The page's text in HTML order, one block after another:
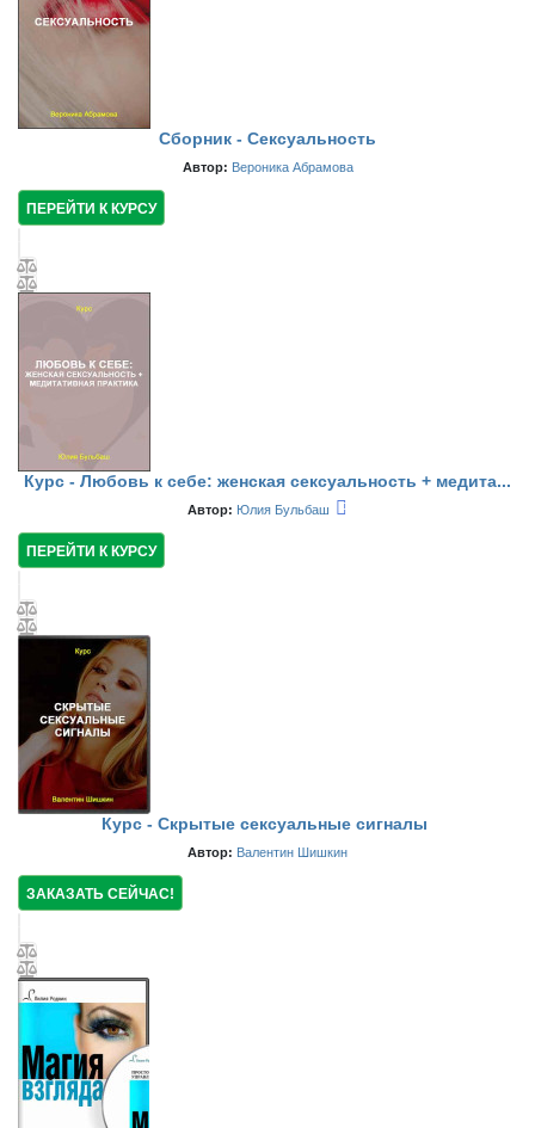
Сборник - Сексуальность
Автор: Вероника Абрамова
ПЕРЕЙТИ К КУРСУ
Курс - Любовь к себе: женская сексуальность + медита...
Автор: Юлия Бульбаш
ПЕРЕЙТИ К КУРСУ
Курс - Скрытые сексуальные сигналы
Автор: Валентин Шишкин
ЗАКАЗАТЬ СЕЙЧАС!